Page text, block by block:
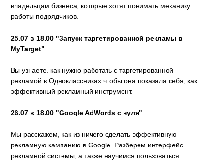
владельцам бизнеса, которые хотят понимать механику
работы подрядчиков.
25.07 в 18.00 "Запуск таргетированной рекламы в
MyTarget"
Вы узнаете, как нужно работать с таргетированной
рекламой в Одноклассниках чтобы она показала себя, как
эффективный рекламный инструмент.
26.07 в 18.00 "Google AdWords с нуля"
Мы расскажем, как из ничего сделать эффективную
рекламную кампанию в Google. Разберем интерфейс
рекламной системы, а также научимся пользоваться